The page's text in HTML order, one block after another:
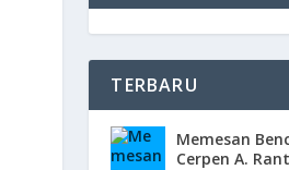
TERBARU
Memesan
Cerpen A.